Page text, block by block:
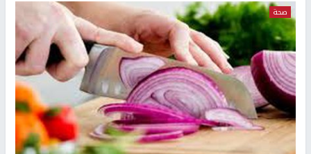
صحة